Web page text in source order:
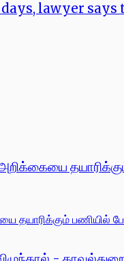
lawyer says